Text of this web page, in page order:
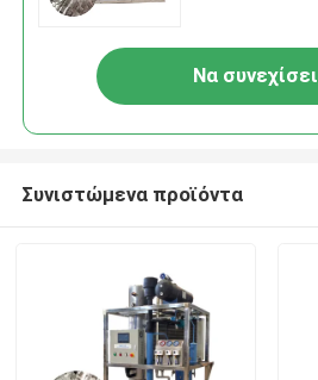
Να συνεχίσει
Συνιστώμενα προϊόντα